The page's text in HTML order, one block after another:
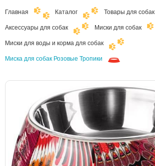
Главная Каталог Товары для собак
Аксессуары для собак Миски для собак
Миски для воды и корма для собак
Миска для собак Розовые Тропики